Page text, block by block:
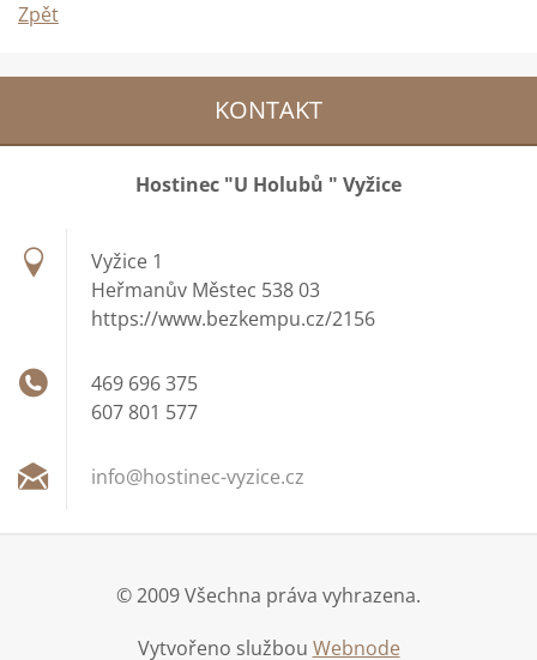
Zpět
KONTAKT
Hostinec "U Holubů " Vyžice
Vyžice 1
Heřmanův Městec 538 03
https://www.bezkempu.cz/2156
469 696 375
607 801 577
info@hostinec-vyzice.cz
© 2009 Všechna práva vyhrazena.
Vytvořeno službou Webnode